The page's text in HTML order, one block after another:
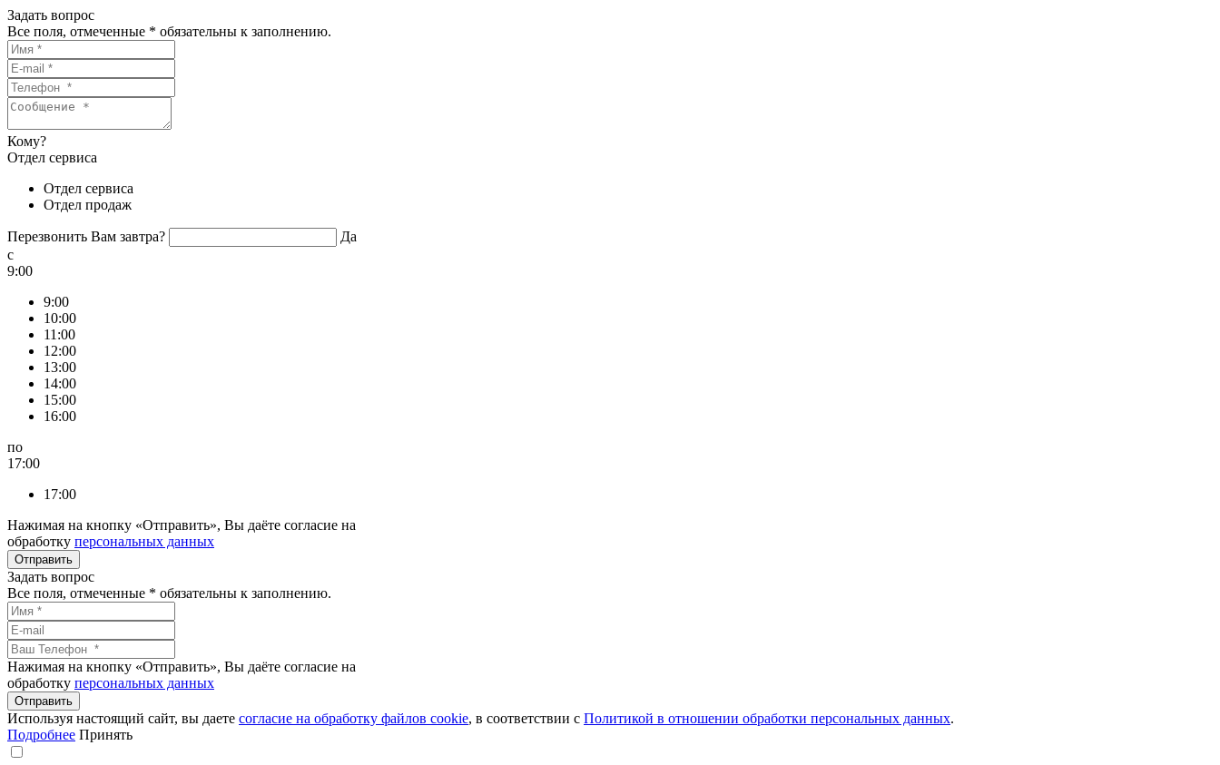
Задать вопрос
Все поля, отмеченные * обязательны к заполнению.
Кому?
Отдел сервиса
Отдел сервиса
Отдел продаж
Перезвонить Вам завтра?
Да
c
9:00
9:00
10:00
11:00
12:00
13:00
14:00
15:00
16:00
по
17:00
17:00
Нажимая на кнопку «Отправить», Вы даёте согласие на
обработку персональных данных
Задать вопрос
Все поля, отмеченные * обязательны к заполнению.
Нажимая на кнопку «Отправить», Вы даёте согласие на
обработку персональных данных
Используя настоящий сайт, вы даете согласие на обработку файлов сookie, в соответствии с Политикой в отношении обработки персональных данных.
Подробнее Принять